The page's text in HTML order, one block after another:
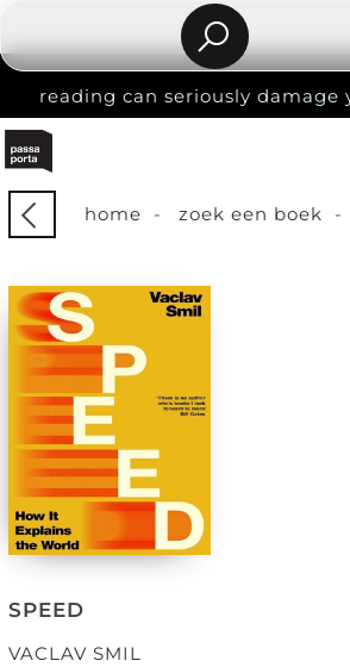
reading can seriously damage
home - zoek een boek -
SPEED
VACLAV SMIL